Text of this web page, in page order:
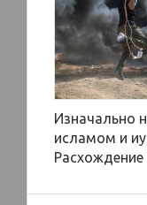
Изначально
исламом и